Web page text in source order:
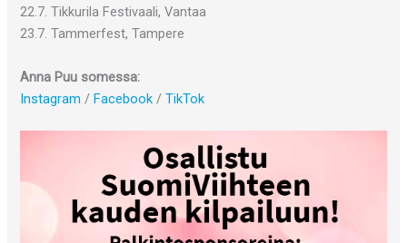
22.7. Tikkurila Festivaali, Vantaa
23.7. Tammerfest, Tampere
Anna Puu somessa:
Instagram/Facebook/TikTok